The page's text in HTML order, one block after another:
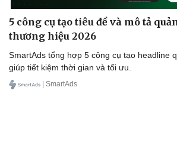
5 công cụ tạo tiêu đề và mô tả
thương hiệu 2026
SmartAds tổng hợp 5 công cụ tạo headline
giúp tiết kiệm thời gian và tối ưu.
| SmartAds